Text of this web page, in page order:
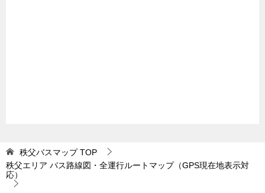
秩父バスマップTOP
秩父エリア バス路線図・全運行ルートマップ（GPS現在地表示対
応）